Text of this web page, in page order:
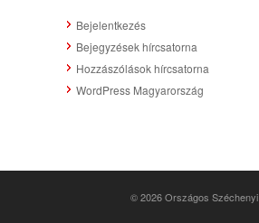
Bejelentkezés
Bejegyzések hírcsatorna
Hozzászólások hírcsatorna
WordPress Magyarország
© 2026Országos